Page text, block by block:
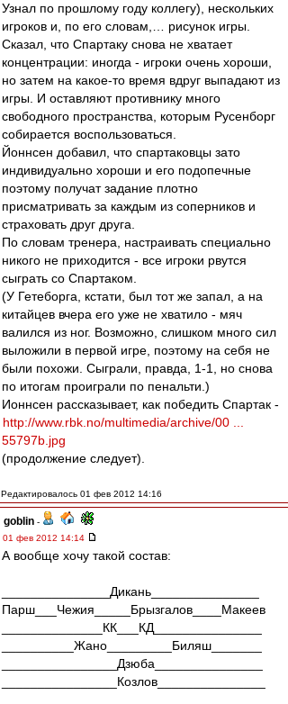
Узнал по прошлому году коллегу), нескольких
игроков и, по его словам,… рисунок игры.
Сказал, что Спартаку снова не хватает
концентрации: иногда - игроки очень хороши,
но затем на какое-то время вдруг выпадают из
игры. И оставляют противнику много
свободного пространства, которым Русенборг
собирается воспользоваться.
Йоннсен добавил, что спартаковцы зато
индивидуально хороши и его подопечные
поэтому получат задание плотно
присматривать за каждым из соперников и
страховать друг друга.
По словам тренера, настраивать специально
никого не приходится - все игроки рвутся
сыграть со Спартаком.
(У Гетеборга, кстати, был тот же запал, а на
китайцев вчера его уже не хватило - мяч
валился из ног. Возможно, слишком много сил
выложили в первой игре, поэтому на себя не
были похожи. Сыграли, правда, 1-1, но снова
по итогам проиграли по пенальти.)
Ионнсен рассказывает, как победить Спартак -
http://www.rbk.no/multimedia/archive/00 ...
55797b.jpg
(продолжение следует).
Редактировалось 01 фев 2012 14:16
goblin -
01 фев 2012 14:14
А вообще хочу такой состав:
_______________Дикань_______________
Парш___Чежия_____Брызгалов____Макеев
______________КК___КД_______________
__________Жано_________Биляш_______
________________Дзюба_______________
________________Козлов_______________